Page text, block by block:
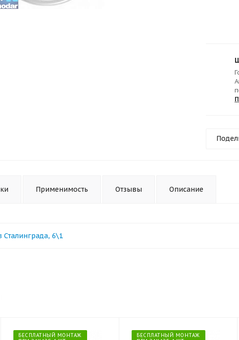
Применимость Отзывы Описание
Сталинграда, 6\1
БЕСПЛАТНЫЙ МОНТАЖ
БЕСПЛАТНЫЙ МОНТАЖ